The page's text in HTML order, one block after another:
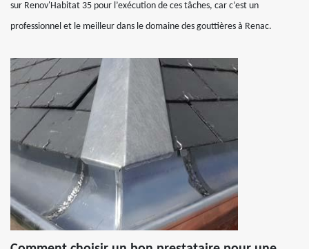
sur Renov'Habitat 35 pour l’exécution de ces tâches, car c’est un
professionnel et le meilleur dans le domaine des gouttières à Renac.